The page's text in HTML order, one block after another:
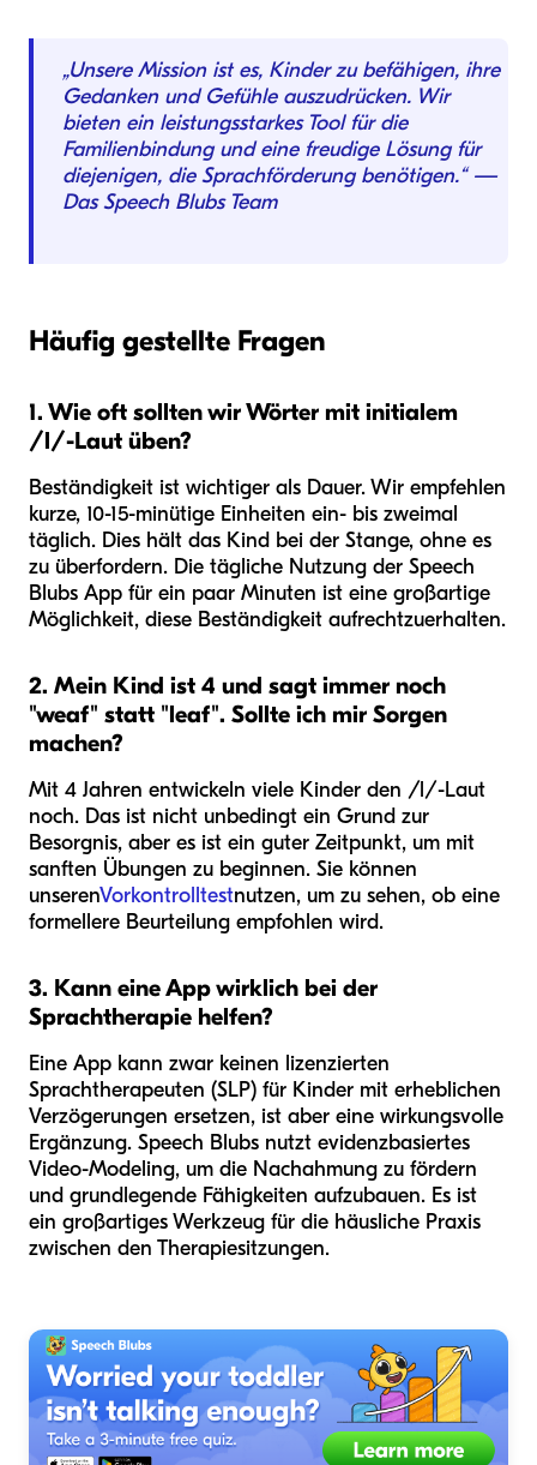
„Unsere Mission ist es, Kinder zu befähigen, ihre
Gedanken und Gefühle auszudrücken. Wir
bieten ein leistungsstarkes Tool für die
Familienbindung und eine freudige Lösung für
diejenigen, die Sprachförderung benötigen.“ —
Das Speech Blubs Team
Häufig gestellte Fragen
1. Wie oft sollten wir Wörter mit initialem
/l/-Laut üben?
Beständigkeit ist wichtiger als Dauer. Wir empfehlen
kurze, 10-15-minütige Einheiten ein- bis zweimal
täglich. Dies hält das Kind bei der Stange, ohne es
zu überfordern. Die tägliche Nutzung der Speech
Blubs App für ein paar Minuten ist eine großartige
Möglichkeit, diese Beständigkeit aufrechtzuerhalten.
2. Mein Kind ist 4 und sagt immer noch
"weaf" statt "leaf". Sollte ich mir Sorgen
machen?
Mit 4 Jahren entwickeln viele Kinder den /l/-Laut
noch. Das ist nicht unbedingt ein Grund zur
Besorgnis, aber es ist ein guter Zeitpunkt, um mit
sanften Übungen zu beginnen. Sie können
unserenVorkontrolltestnutzen, um zu sehen, ob eine
formellere Beurteilung empfohlen wird.
3. Kann eine App wirklich bei der
Sprachtherapie helfen?
Eine App kann zwar keinen lizenzierten
Sprachtherapeuten (SLP) für Kinder mit erheblichen
Verzögerungen ersetzen, ist aber eine wirkungsvolle
Ergänzung. Speech Blubs nutzt evidenzbasiertes
Video-Modeling, um die Nachahmung zu fördern
und grundlegende Fähigkeiten aufzubauen. Es ist
ein großartiges Werkzeug für die häusliche Praxis
zwischen den Therapiesitzungen.